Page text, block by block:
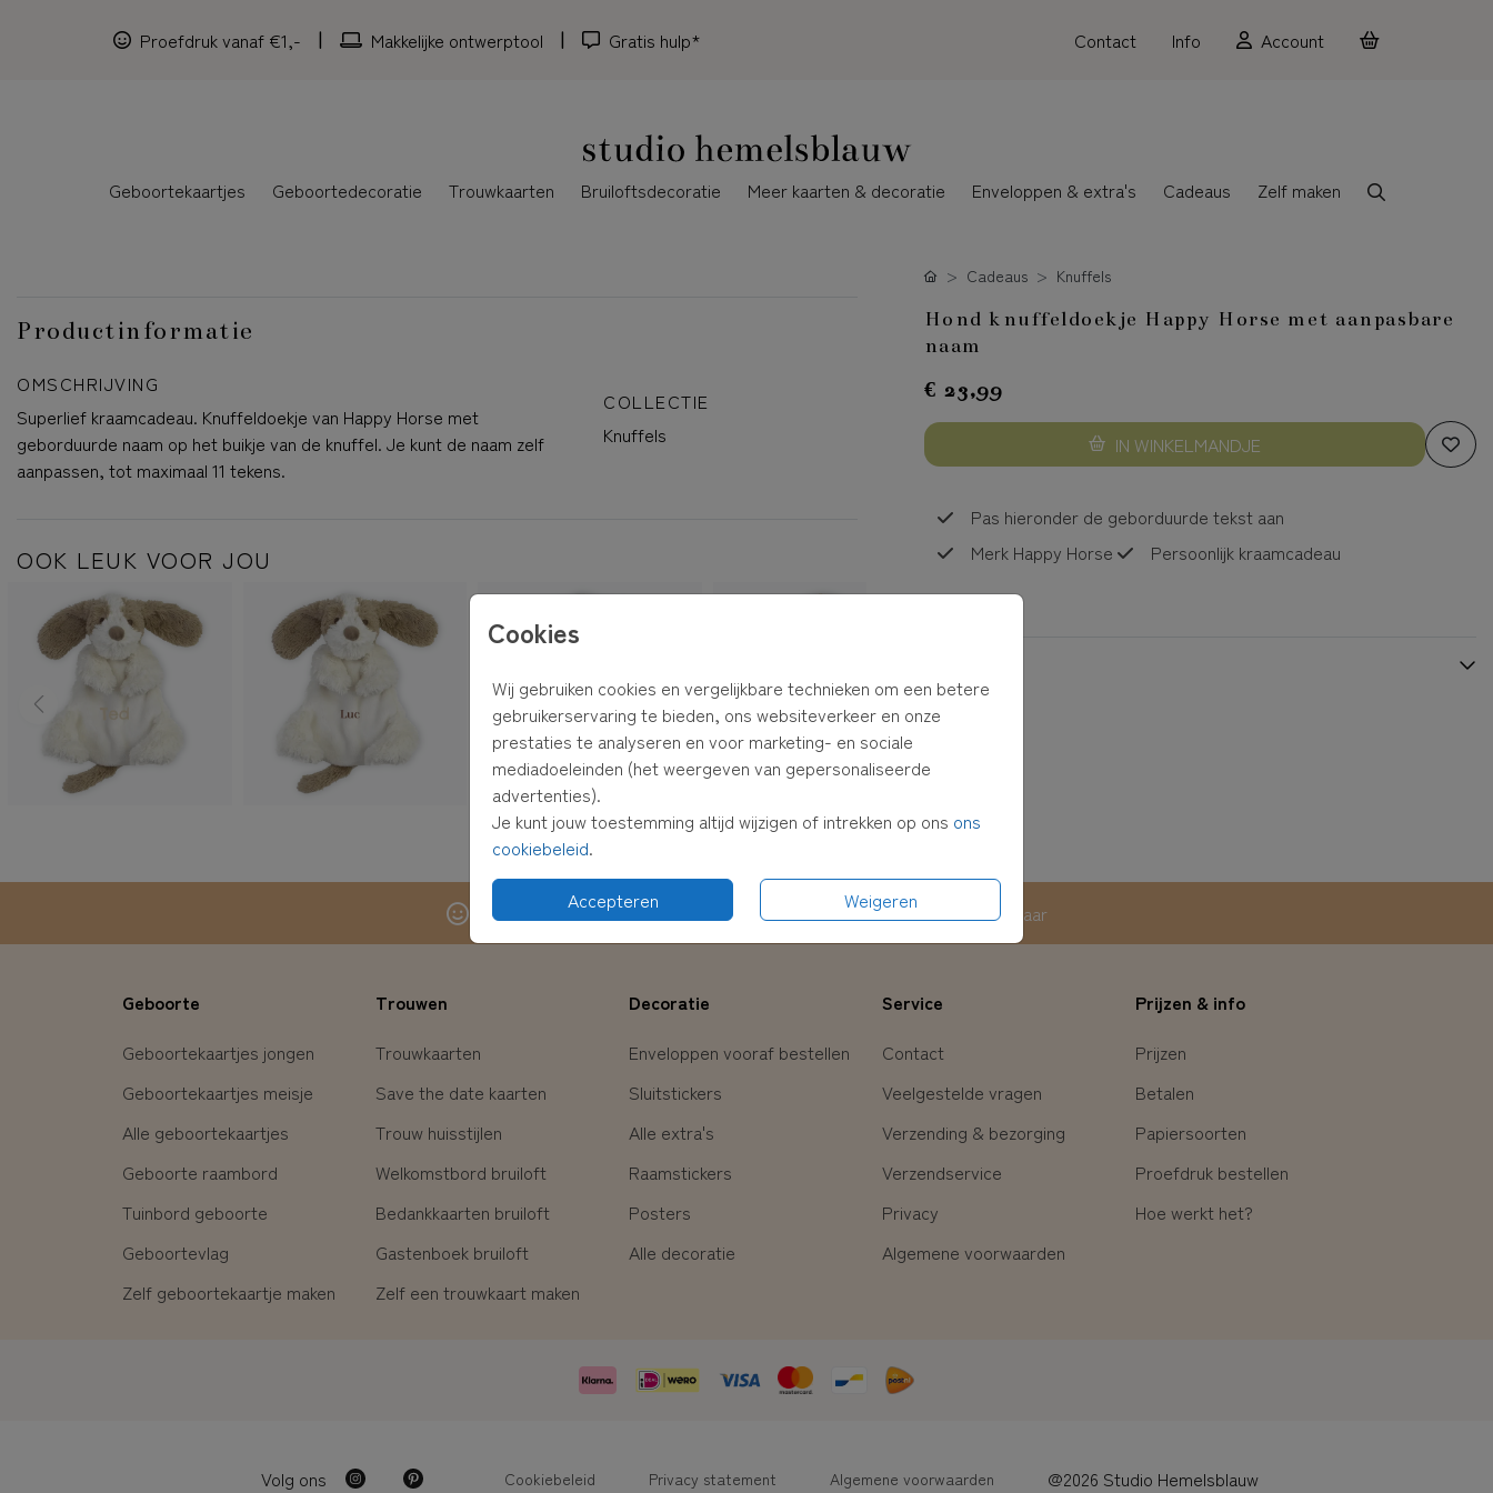
Proefdruk vanaf €1,- Makkelijke ontwerptool Gratis hulp* Contact Info Account
Geboortekaartjes Geboortedecoratie Trouwkaarten Bruiloftsdecoratie Meer kaarten & decoratie Enveloppen & extra's Cadeaus Zelf maken
Cookies
Wij gebruiken cookies en vergelijkbare technieken om een betere
gebruikerservaring te bieden, ons websiteverkeer en onze
prestaties te analyseren en voor marketing- en sociale
mediadoeleinden (het weergeven van gepersonaliseerde
advertenties).
Je kunt jouw toestemming altijd wijzigen of intrekken op ons ons
cookiebeleid.
Accepteren
Weigeren
Productinformatie
OMSCHRIJVING
Superlief kraamcadeau. Knuffeldoekje van Happy Horse met
geborduurde naam op het buikje van de knuffel. Je kunt de naam zelf
aanpassen, tot maximaal 11 tekens.
COLLECTIE
Knuffels
OOK LEUK VOOR JOU
Cadeaus Knuffels
Hond knuffeldoekje Happy Horse met aanpasbare
naam
€ 23,99
IN WINKELMANDJE
Pas hieronder de geborduurde tekst aan
Merk Happy Horse
Persoonlijk kraamcadeau
Goedkope proefdruk Makkelijke ontwerp-tool Personaliseerbaar
Geboorte
Geboortekaartjes jongen
Geboortekaartjes meisje
Alle geboortekaartjes
Geboorte raambord
Tuinbord geboorte
Geboortevlag
Zelf geboortekaartje maken
Trouwen
Trouwkaarten
Save the date kaarten
Trouw huisstijlen
Welkomstbord bruiloft
Bedankkaarten bruiloft
Gastenboek bruiloft
Zelf een trouwkaart maken
Decoratie
Enveloppen vooraf bestellen
Sluitstickers
Alle extra's
Raamstickers
Posters
Alle decoratie
Service
Contact
Veelgestelde vragen
Verzending & bezorging
Verzendservice
Privacy
Algemene voorwaarden
Prijzen & info
Prijzen
Betalen
Papiersoorten
Proefdruk bestellen
Hoe werkt het?
Volg ons Cookiebeleid Privacy statement Algemene voorwaarden @2026 Studio Hemelsblauw